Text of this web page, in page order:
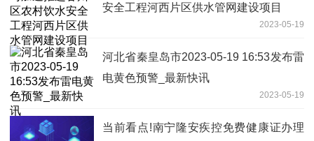
安全工程河西片区供水管网建设项目
2023-05-19
河北省秦皇岛市2023-05-19 16:53发布雷
电黄色预警_最新快讯
2023-05-19
当前看点!南宁隆安疾控免费健康证办理